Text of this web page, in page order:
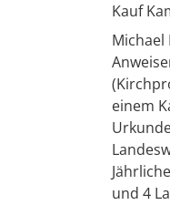
Kauf
Michael
einem
und 4